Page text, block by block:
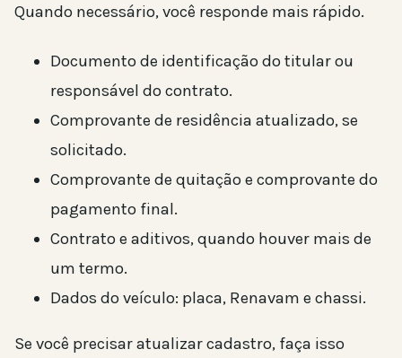
Quando necessário, você responde mais rápido.
Documento de identificação do titular ou
responsável do contrato.
Comprovante de residência atualizado, se
solicitado.
Comprovante de quitação e comprovante do
pagamento final.
Contrato e aditivos, quando houver mais de
um termo.
Dados do veículo: placa, Renavam e chassi.
Se você precisar atualizar cadastro, faça isso